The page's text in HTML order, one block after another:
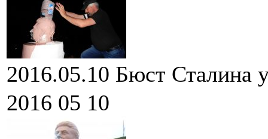
2016.05.10 Бюст Сталина
2016 05 10